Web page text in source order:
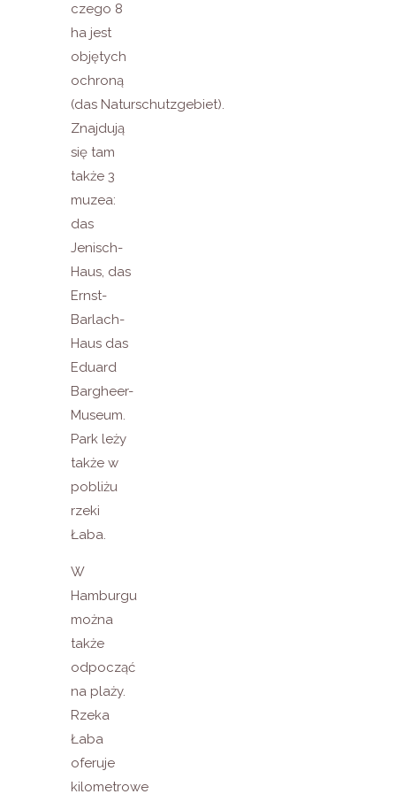
czego 8
ha jest
objętych
ochroną
(das Naturschutzgebiet).
Znajdują
się tam
także 3
muzea:
das
Jenisch-
Haus, das
Ernst-
Barlach-
Haus das
Eduard
Bargheer-
Museum.
Park leży
także w
pobliżu
rzeki
Łaba.
W
Hamburgu
można
także
odpocząć
na plaży.
Rzeka
Łaba
oferuje
kilometrowe